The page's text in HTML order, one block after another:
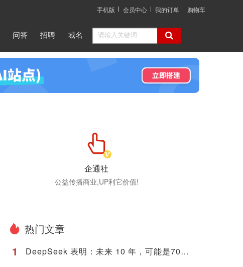
手机版 会员中心 我的订单 购物车
问答 招聘 域名
企通社
公益传播商业,UP利它价值!
热门文章
1
DeepSeek 表明：未来 10 年，可能是70后80后最艰难的10 年